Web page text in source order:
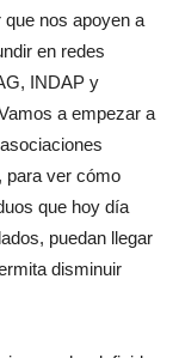
nos apoyen a
en redes
INDAP y
a empezar a
para ver cómo
que hoy día
puedan llegar
disminuir